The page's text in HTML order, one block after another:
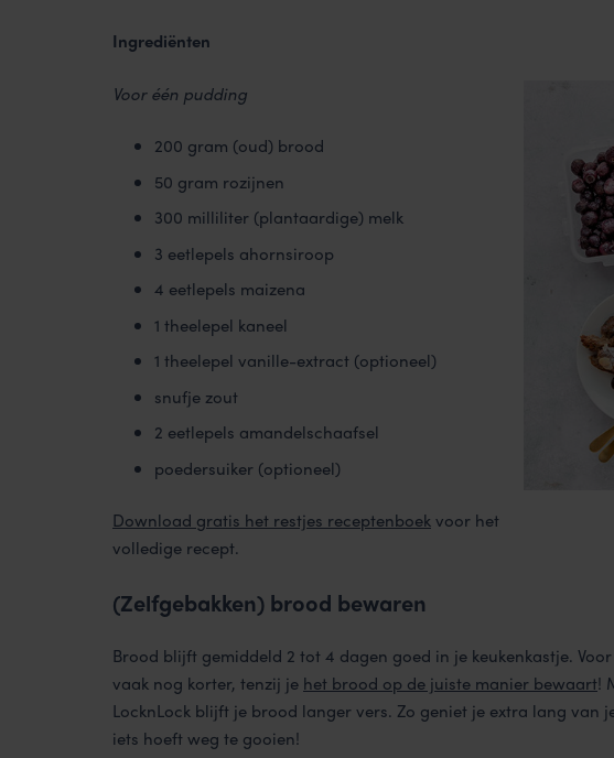
Ingrediënten
Voor één pudding
200 gram (oud) brood
50 gram rozijnen
300 milliliter (plantaardige) melk
3 eetlepels ahornsiroop
4 eetlepels maizena
1 theelepel kaneel
1 theelepel vanille-extract (optioneel)
snufje zout
2 eetlepels amandelschaafsel
poedersuiker (optioneel)
Download gratis het restjes receptenboekvoor het
volledige recept.
(Zelfgebakken) brood bewaren
Brood blijft gemiddeld 2 tot 4 dagen goed in je keukenkastje.
vaak nog korter, tenzij je het brood op de juiste manier bewaart!
LocknLock blijft je brood langer vers. Zo geniet je extra lang van
iets hoeft weg te gooien!